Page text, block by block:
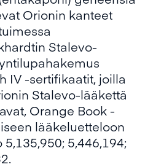
Orionin kanteet
Stalevo-
IV -sertifikaatit, joilla
Stalevo-lääkettä
Orange Book -
lääkeluetteloon
5,446,194;